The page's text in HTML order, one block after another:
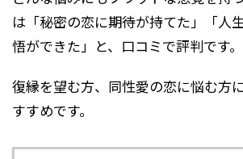
は「秘密の恋に期待が持てた」「人
悟ができた」と、口コミで評判です。
復縁を望む方、同性愛の恋に悩む方
すすめです。